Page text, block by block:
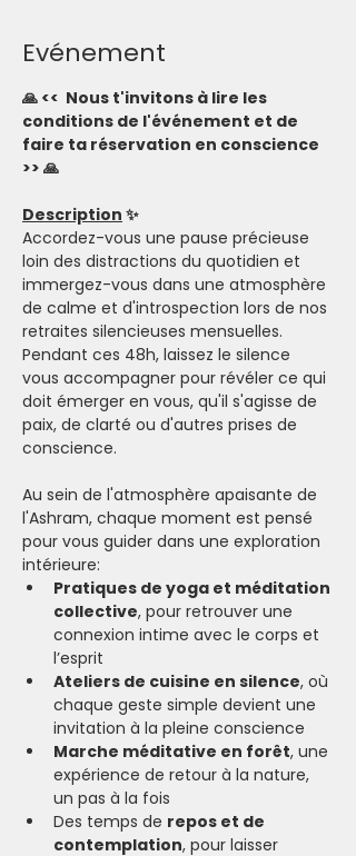
Evénement
🙏 <<  Nous t'invitons à lire les
conditions de l'événement et de
faire ta réservation en conscience
>> 🙏
Description ✨
Accordez-vous une pause précieuse
loin des distractions du quotidien et
immergez-vous dans une atmosphère
de calme et d'introspection lors de nos
retraites silencieuses mensuelles.
Pendant ces 48h, laissez le silence
vous accompagner pour révéler ce qui
doit émerger en vous, qu'il s'agisse de
paix, de clarté ou d'autres prises de
conscience.
Au sein de l'atmosphère apaisante de
l'Ashram, chaque moment est pensé
pour vous guider dans une exploration
intérieure:
Pratiques de yoga et méditation
collective, pour retrouver une
connexion intime avec le corps et
l’esprit
Ateliers de cuisine en silence, où
chaque geste simple devient une
invitation à la pleine conscience
Marche méditative en forêt, une
expérience de retour à la nature,
un pas à la fois
Des temps de repos et de
contemplation, pour laisser